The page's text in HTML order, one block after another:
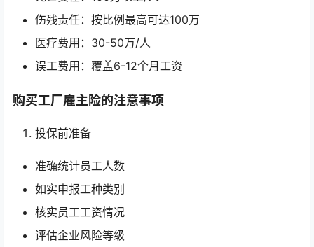
伤残责任：按比例最高可达100万
医疗费用：30-50万/人
误工费用：覆盖6-12个月工资
购买工厂雇主险的注意事项
投保前准备
准确统计员工人数
如实申报工种类别
核实员工工资情况
评估企业风险等级